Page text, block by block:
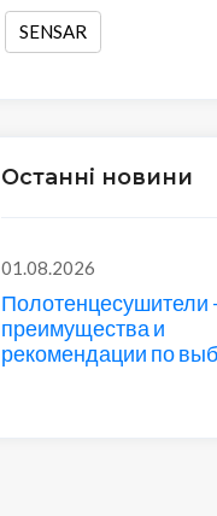
SENSAR
Останні новини
01.08.2026
Полотенцесушители
преимущества и
рекомендации по